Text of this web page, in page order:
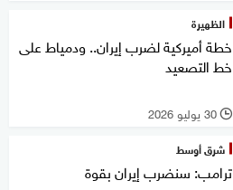
الظهيرة
خطة أميركية لضرب إيران.. ودمياط على
خط التصعيد
l 30 يوليو 2026
شرق أوسط
ترامب: سنضرب إيران بقوة